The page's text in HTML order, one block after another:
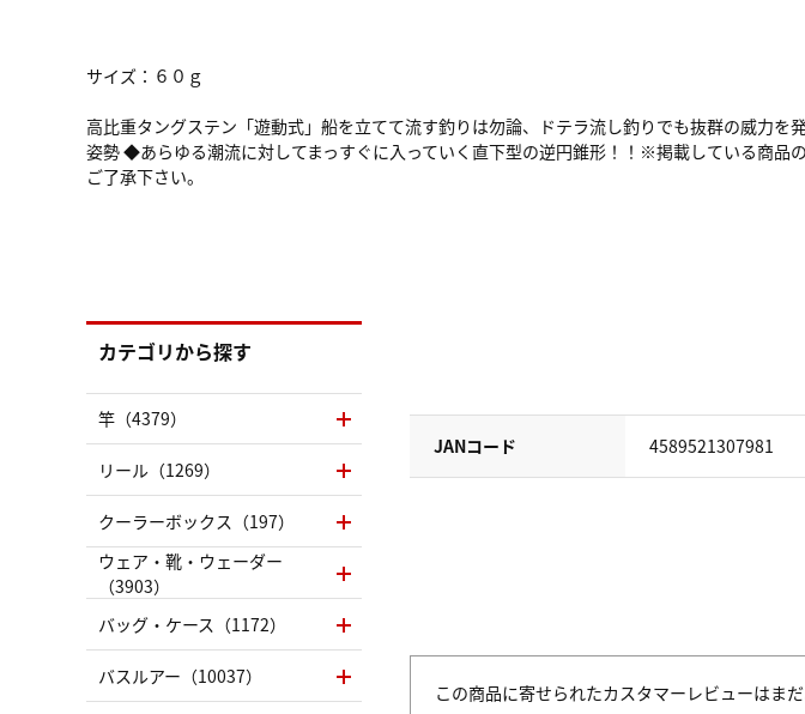
サイズ：６０ｇ
高比重タングステン「遊動式」船を立てて流す釣りは勿論、ドテラ流し釣りでも抜群の威力
姿勢 ◆あらゆる潮流に対してまっすぐに入っていく直下型の逆円錐形！！※掲載している商品
ご了承下さい。
JANコード 4589521307981
この商品に寄せられたカスタマーレビューはまだ
カテゴリから探す
竿（4379）
リール（1269）
クーラーボックス（197）
ウェア・靴・ウェーダー
（3903）
バッグ・ケース（1172）
バスルアー（10037）